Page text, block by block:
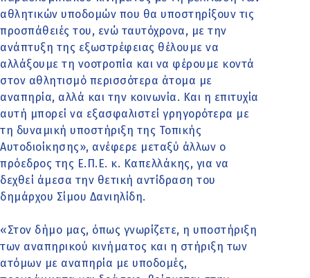
αθλητικών υποδομών που θα υποστηρίξουν τις
προσπάθειές του, ενώ ταυτόχρονα, με την
ανάπτυξη της εξωστρέφειας θέλουμε να
αλλάξουμε τη νοοτροπία και να φέρουμε κοντά
στον αθλητισμό περισσότερα άτομα με
αναπηρία, αλλά και την κοινωνία. Και η επιτυχία
αυτή μπορεί να εξασφαλιστεί γρηγορότερα με
τη δυναμική υποστήριξη της Τοπικής
Αυτοδιοίκησης», ανέφερε μεταξύ άλλων ο
πρόεδρος της Ε.Π.Ε. κ. Καπελλάκης, για να
δεχθεί άμεσα την θετική αντίδραση του
δημάρχου Σίμου Δανιηλίδη.
«Στον δήμο μας, όπως γνωρίζετε, η υποστήριξη
των αναπηρικού κινήματος και η στήριξη των
ατόμων με αναπηρία με υποδομές,